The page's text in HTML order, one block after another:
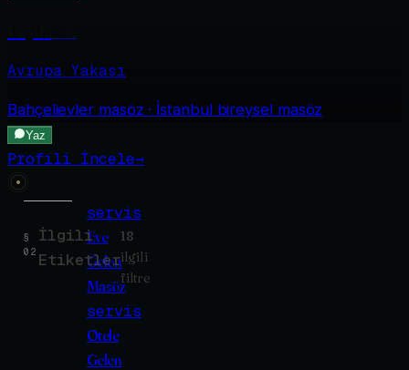
Avrupa Yakası
Bahçelievler masöz · İstanbul bireysel masöz
Yaz
Profili İncele→
§
02
İlgili
Etiketler
18
ilgili
filtre
servis
Eve
Gelen
Masöz
servis
Otele
Gelen